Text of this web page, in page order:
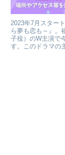
2023年7月スター
ら夢も恋も～』。
子役）のW主演で
す。このドラマの